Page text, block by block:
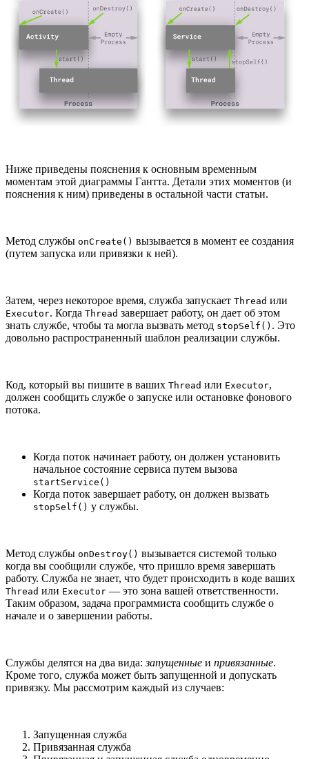
Ниже приведены пояснения к основным временным
моментам этой диаграммы Гантта. Детали этих моментов (и
пояснения к ним) приведены в остальной части статьи.
Метод службы onCreate() вызывается в момент ее создания
(путем запуска или привязки к ней).
Затем, через некоторое время, служба запускает Thread или
Executor. Когда Thread завершает работу, он дает об этом
знать службе, чтобы та могла вызвать метод stopSelf() . Это
довольно распространенный шаблон реализации службы.
Код, который вы пишите в ваших Thread или Executor,
должен сообщить службе о запуске или остановке фонового
потока.
Когда поток начинает работу, он должен установить
начальное состояние сервиса путем вызова
startService()
Когда поток завершает работу, он должен вызвать
stopSelf() у службы.
Метод службы onDestroy() вызывается системой только
когда вы сообщили службе, что пришло время завершать
работу. Служба не знает, что будет происходить в коде ваших
Thread или Executor — это зона вашей ответственности.
Таким образом, задача программиста сообщить службе о
начале и о завершении работы.
Службы делятся на два вида:запущенные и привязанные.
Кроме того, служба может быть запущенной и допускать
привязку. Мы рассмотрим каждый из случаев:
Запущенная служба
Привязанная служба